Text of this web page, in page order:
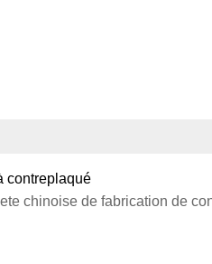
contreplaqué
chinoise de fabrication de